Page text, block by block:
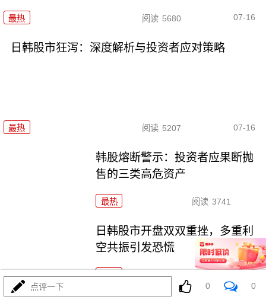
最热 阅读 5680 07-16
日韩股市狂泻：深度解析与投资者应对策略
最热 阅读 5207 07-16
韩股熔断警示：投资者应果断抛
售的三类高危资产
最热 阅读 3741
日韩股市开盘双双重挫，多重利
空共振引发恐慌
最热
点评一下 0 0